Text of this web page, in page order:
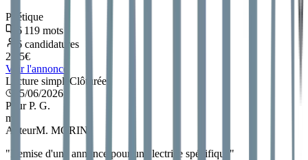
Poétique
6 119 mots
6 candidatures
2.75€
Voir l'annonce
Lecture simple Clôturée
25/06/2026
Pour P. G.
m
AuteurM. MORIN
"Remise d'une annonce pour une lectrice spécifique "